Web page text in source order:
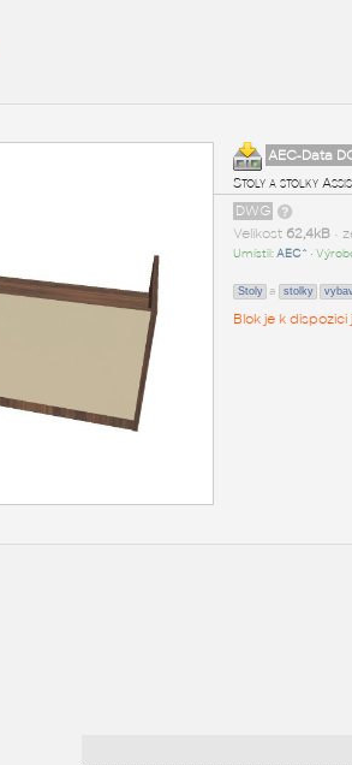
AEC-Data
Stoly a stolky
DWG
Velikost 62,4kB•
Umístil:AEC^ •
Stoly a stolky
Blok je k